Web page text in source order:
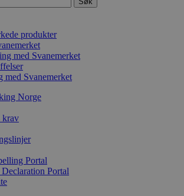
produkter
med Svanemerket
med Svanemerket
Norge
krav
Portal
Portal